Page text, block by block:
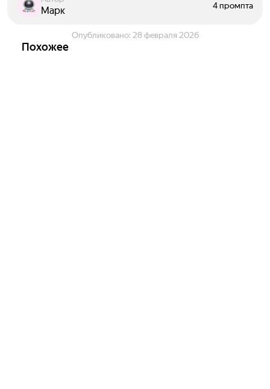
Марк 4 промпта
Опубликовано: 28 февраля 2026
Похожее